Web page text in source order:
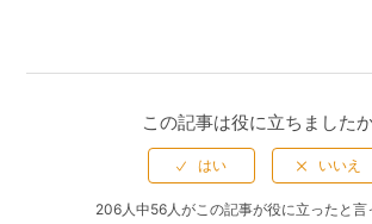
この記事は役に立ちました
206人中56人がこの記事が役に立ったと言